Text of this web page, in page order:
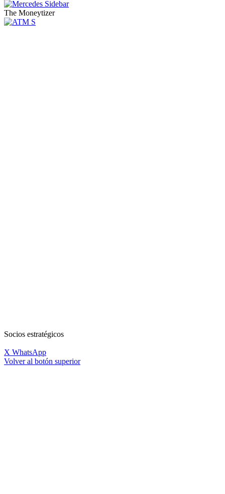
The Moneytizer
Socios estratégicos
X WhatsApp
Volver al botón superior